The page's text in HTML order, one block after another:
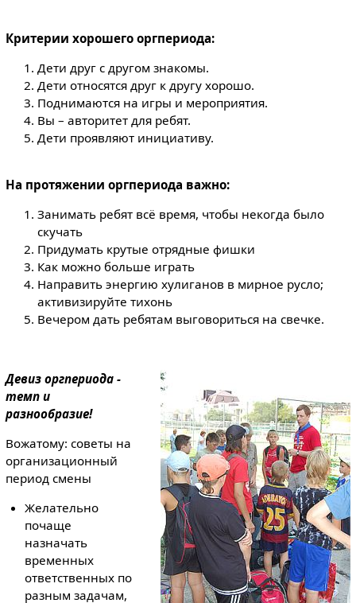
Критерии хорошего оргпериода:
Дети друг с другом знакомы.
Дети относятся друг к другу хорошо.
Поднимаются на игры и мероприятия.
Вы – авторитет для ребят.
Дети проявляют инициативу.
На протяжении оргпериода важно:
Занимать ребят всё время, чтобы некогда было
скучать
Придумать крутые отрядные фишки
Как можно больше играть
Направить энергию хулиганов в мирное русло;
активизируйте тихонь
Вечером дать ребятам выговориться на свечке.
Девиз оргпериода -
темп и
разнообразие!
Вожатому: советы на
организационный
период смены
Желательно
почаще
назначать
временных
ответственных по
разным задачам,